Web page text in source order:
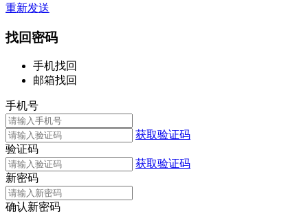
重新发送
找回密码
手机找回
邮箱找回
手机号
获取验证码
验证码
获取验证码
新密码
确认新密码